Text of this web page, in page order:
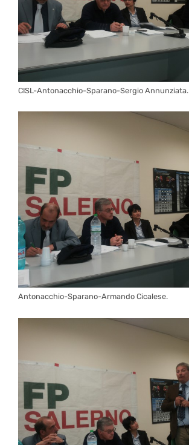
CISL-Antonacchio-Sparano-Sergio Annunziata.
Antonacchio-Sparano-Armando Cicalese.